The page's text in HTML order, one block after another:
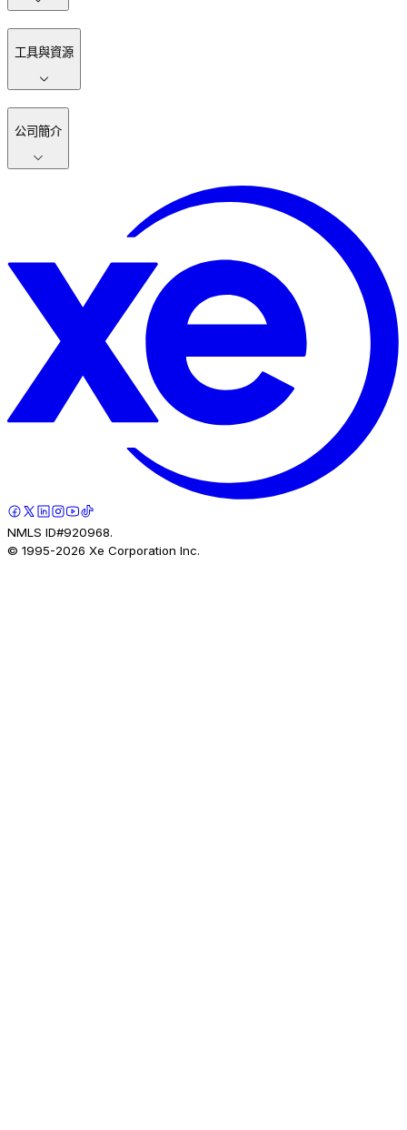
工具與資源
公司簡介
NMLS ID#920968.
© 1995-2026 Xe Corporation Inc.